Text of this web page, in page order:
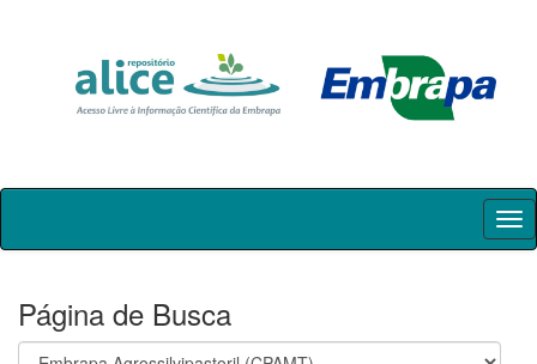
Skip
Página de Busca